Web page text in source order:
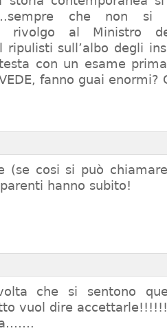
che non
rivolgo al Ministro
sull’albo degli
con un esame
fanno guai enormi?
(se cosi si può
hanno subito!
che si sentono
vuol dire accettarle!!!!!!